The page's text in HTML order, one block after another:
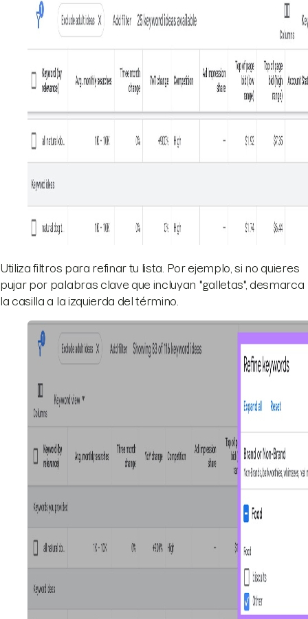
Utiliza filtros para refinar tu lista. Por ejemplo, si no quieres
pujar por palabras clave que incluyan "galletas", desmarca
la casilla a la izquierda del término.